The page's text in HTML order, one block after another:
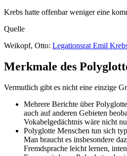
Krebs hatte offenbar weniger eine
Quelle
Weikopf, Otto: Legationsrat Emil
Merkmale des
Vermutlich gibt es nicht eine einzige
Mehrere Berichte über
auch auf anderen Gebieten
Vokabelgedächtnis wäre nicht
Polyglotte Menschen tun sich
Man braucht es insbesondere
Fremdsprache leicht lernen,